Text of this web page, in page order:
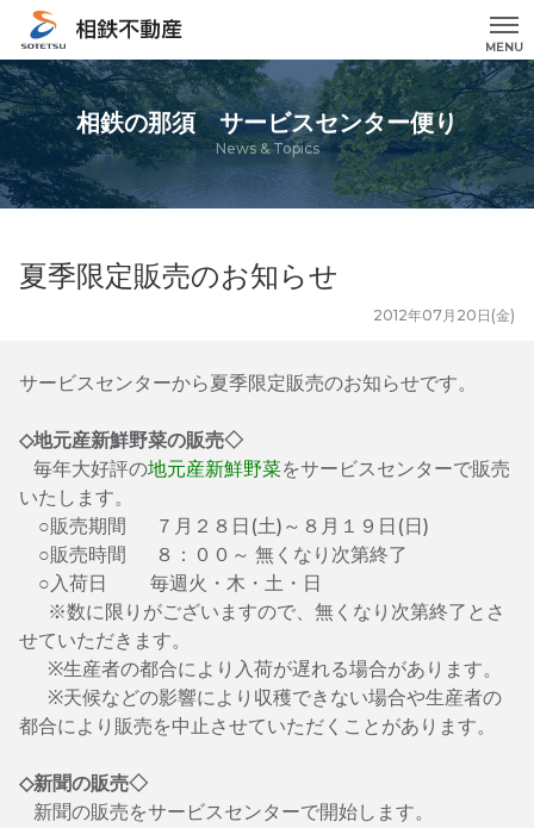
MENU
相鉄の那須 サービスセンター便り
News & Topics
夏季限定販売のお知らせ
2012年07月20日(金)
サービスセンターから夏季限定販売のお知らせです。
◇地元産新鮮野菜の販売◇
毎年大好評の地元産新鮮野菜をサービスセンターで販売
いたします。
○販売期間 ７月２８日(土)～８月１９日(日)
○販売時間 ８：００～ 無くなり次第終了
○入荷日 毎週火・木・土・日
※数に限りがございますので、無くなり次第終了とさ
せていただきます。
※生産者の都合により入荷が遅れる場合があります。
※天候などの影響により収穫できない場合や生産者の
都合により販売を中止させていただくことがあります。
◇新聞の販売◇
新聞の販売をサービスセンターで開始します。